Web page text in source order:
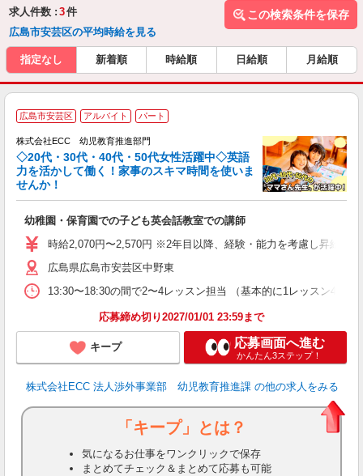
求人件数 : 3件
広島市安芸区の平均時給を見る
この検索条件を保存
指定なし 新着順 時給順 日給順 月給順
広島市安芸区 アルバイト パート
株式会社ECC 幼児教育推進部門
◇20代・30代・40代・50代女性活躍中◇英語
力を活かして働く！家事のスキマ時間を使いま
せんか！
幼稚園・保育園での子ども英会話教室での講師
時給2,070円〜2,570円 ※2年目以降、経験・能力を考慮し昇給有
広島県広島市安芸区中野東
13:30〜18:30の間で2〜4レッスン担当 （基本的に1レッスン40
応募締め切り2027/01/01 23:59まで
キープ 応募画面へ進む
かんたん3ステップ！
株式会社ECC 法人渉外事業部 幼児教育推進課 の他の求人をみる
「キープ」とは？
気になるお仕事をワンクリックで保存
まとめてチェック＆まとめて応募も可能